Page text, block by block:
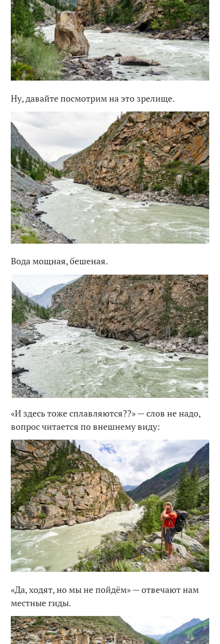
Ну, давайте посмотрим на это зрелище.
Вода мощная, бешеная.
«И здесь тоже сплавляются??» — слов не надо,
вопрос читается по внешнему виду:
«Да, ходят, но мы не пойдём» — отвечают нам
местные гиды.